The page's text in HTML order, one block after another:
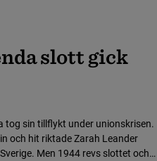
slott gick
tog sin tillflykt under unionskrisen.
och hit riktade Zarah Leander
Men 1944 revs slottet och